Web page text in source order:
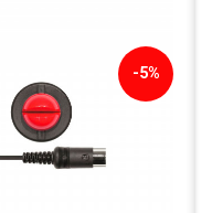
-5%